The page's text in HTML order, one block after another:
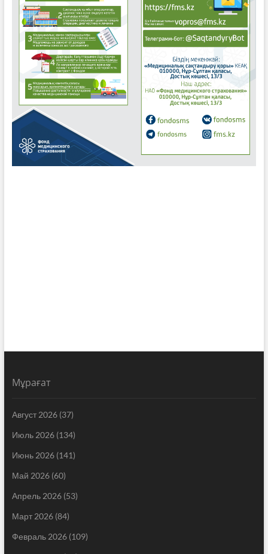
Мұрағат
Август 2026(37)
Июль 2026(134)
Июнь 2026(141)
Май 2026(60)
Апрель 2026(53)
Март 2026(84)
Февраль 2026(109)